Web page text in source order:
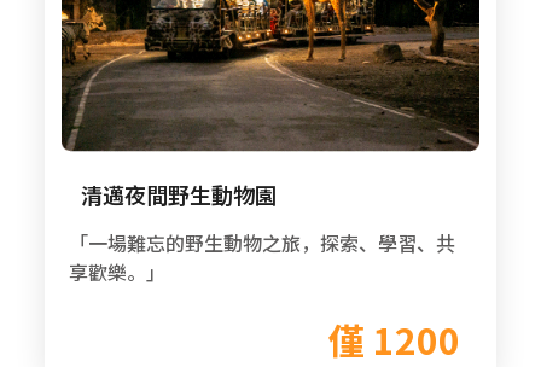
清邁夜間野生動物園
「一場難忘的野生動物之旅，探索、學習、共
享歡樂。」
僅 1200